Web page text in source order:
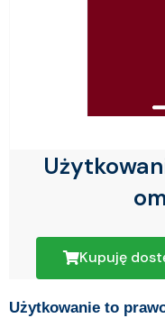
Kupuję
Użytkowanie to